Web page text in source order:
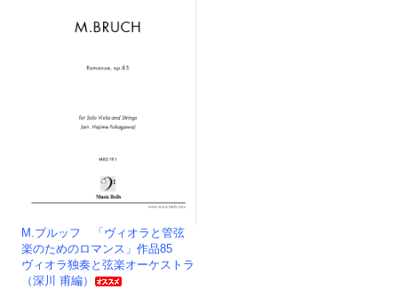
M.ブルッフ 「ヴィオラと管弦
楽のためのロマンス」作品85
ヴィオラ独奏と弦楽オーケストラ
（深川 甫編）